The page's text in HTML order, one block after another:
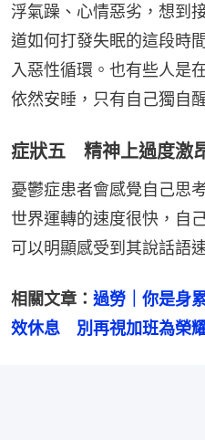
浮氣躁、心情惡劣，想到
道如何打發失眠的這段時
入惡性循環。也有些人是
依然安睡，只有自己獨自
症狀五 精神上過度激
憂鬱症患者會感覺自己思
世界運轉的速度很快，自
可以明顯感受到其說話語
相關文章： 過勞｜你是身
效休息　別再視加班為榮